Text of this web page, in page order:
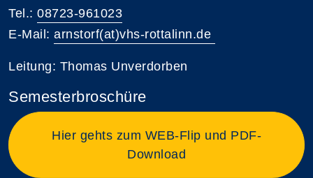
Tel.: 08723-961023
E-Mail: arnstorf(at)vhs-rottalinn.de
Leitung: Thomas Unverdorben
Semesterbroschüre
Hier gehts zum WEB-Flip und PDF-
Download